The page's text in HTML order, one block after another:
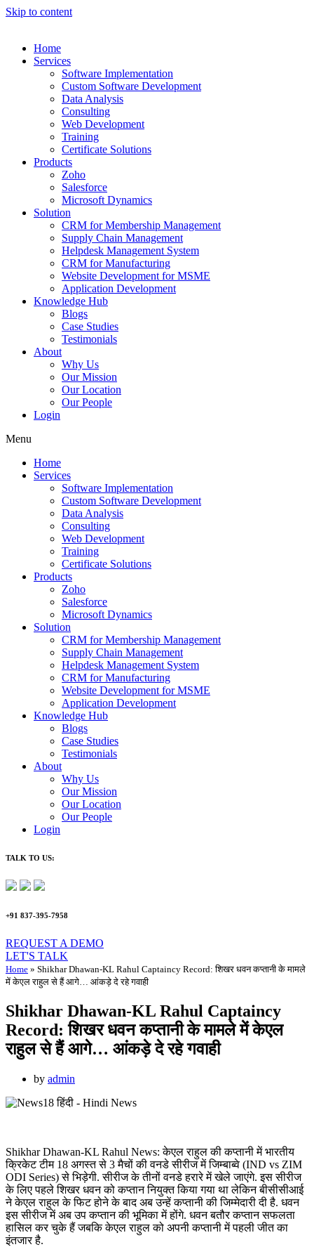
Skip to content
Home
Services
Software Implementation
Custom Software Development
Data Analysis
Consulting
Web Development
Training
Certificate Solutions
Products
Zoho
Salesforce
Microsoft Dynamics
Solution
CRM for Membership Management
Supply Chain Management
Helpdesk Management System
CRM for Manufacturing
Website Development for MSME
Application Development
Knowledge Hub
Blogs
Case Studies
Testimonials
About
Why Us
Our Mission
Our Location
Our People
Login
Menu
Home
Services
Software Implementation
Custom Software Development
Data Analysis
Consulting
Web Development
Training
Certificate Solutions
Products
Zoho
Salesforce
Microsoft Dynamics
Solution
CRM for Membership Management
Supply Chain Management
Helpdesk Management System
CRM for Manufacturing
Website Development for MSME
Application Development
Knowledge Hub
Blogs
Case Studies
Testimonials
About
Why Us
Our Mission
Our Location
Our People
Login
TALK TO US:
+91 837-395-7958
REQUEST A DEMO​
LET'S TALK
Home » Shikhar Dhawan-KL Rahul Captaincy Record: शिखर धवन कप्तानी के मामले
में केएल राहुल से हैं आगे… आंकड़े दे रहे गवाही
Shikhar Dhawan-KL Rahul Captaincy
Record: शिखर धवन कप्तानी के मामले में केएल
राहुल से हैं आगे… आंकड़े दे रहे गवाही
by admin
Shikhar Dhawan-KL Rahul News: केएल राहुल की कप्तानी में भारतीय
क्रिकेट टीम 18 अगस्त से 3 मैचों की वनडे सीरीज में जिम्बाब्वे (IND vs ZIM
ODI Series) से भिड़ेगी. सीरीज के तीनों वनडे हरारे में खेले जाएंगे. इस सीरीज
के लिए पहले शिखर धवन को कप्तान नियुक्त किया गया था लेकिन बीसीसीआई
ने केएल राहुल के फिट होने के बाद अब उन्हें कप्तानी की जिम्मेदारी दी है. धवन
इस सीरीज में अब उप कप्तान की भूमिका में होंगे. धवन बतौर कप्तान सफलता
हासिल कर चुके हैं जबकि केएल राहुल को अपनी कप्तानी में पहली जीत का
इंतजार है.